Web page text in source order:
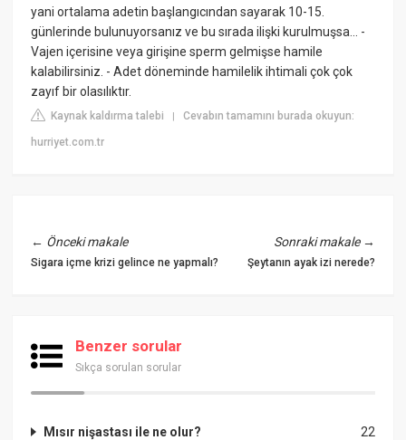
yani ortalama adetin başlangıcından sayarak 10-15.
günlerinde bulunuyorsanız ve bu sırada ilişki kurulmuşsa... -
Vajen içerisine veya girişine sperm gelmişse hamile
kalabilirsiniz. - Adet döneminde hamilelik ihtimali çok çok
zayıf bir olasılıktır.
Kaynak kaldırma talebi |Cevabın tamamını burada okuyun:
hurriyet.com.tr
← Önceki makale
Sigara içme krizi gelince ne yapmalı?
Sonraki makale→
Şeytanın ayak izi nerede?
Benzer sorular
Sıkça sorulan sorular
22
Mısır nişastası ile ne olur?